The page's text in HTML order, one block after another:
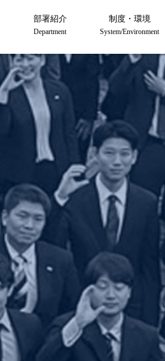
部署紹介
Department
制度・環境
System/Environment